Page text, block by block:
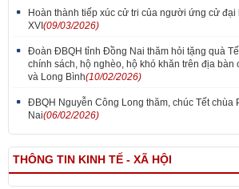
Hoàn thành tiếp xúc cử tri của người ứng cử đại
XVI (09/03/2026)
Đoàn ĐBQH tỉnh Đồng Nai thăm hỏi tặng quà
chính sách, hộ nghèo, hộ khó khăn trên địa bàn
và Long Bình(10/02/2026)
ĐBQH Nguyễn Công Long thăm, chúc Tết chùa
Nai(06/02/2026)
THÔNG TIN KINH TẾ - XÃ HỘI